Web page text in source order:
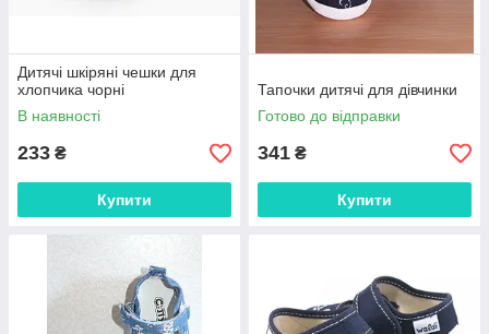
Дитячі шкіряні чешки для
хлопчика чорні
В наявності
233 ₴
Купити
Тапочки дитячі для дівчинки
Готово до відправки
341 ₴
Купити